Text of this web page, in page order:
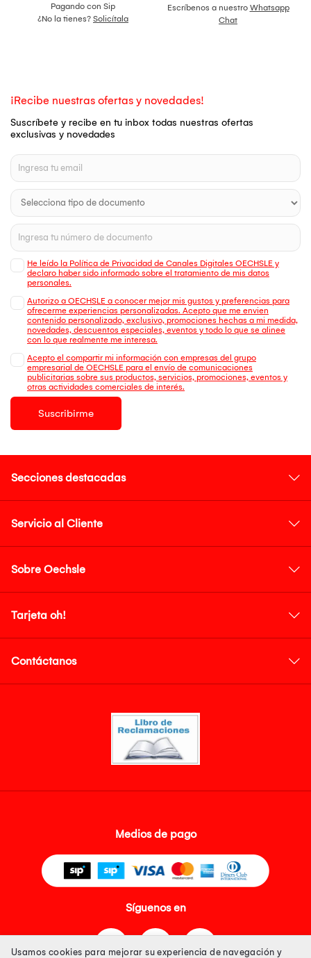
Pagando con Sip
¿No la tienes? Solicítala
Escríbenos a nuestro Whatsapp
Chat
¡Recibe nuestras ofertas y novedades!
Suscríbete y recibe en tu inbox todas nuestras ofertas
exclusivas y novedades
He leído la Política de Privacidad de Canales Digitales OECHSLE y
declaro haber sido informado sobre el tratamiento de mis datos
personales.
Autorizo a OECHSLE a conocer mejor mis gustos y preferencias para
ofrecerme experiencias personalizadas. Acepto que me envien
contenido personalizado, exclusivo, promociones hechas a mi medida,
novedades, descuentos especiales, eventos y todo lo que se alinee
con lo que realmente me interesa.
Acepto el compartir mi información con empresas del grupo
empresarial de OECHSLE para el envío de comunicaciones
publicitarias sobre sus productos, servicios, promociones, eventos y
otras actividades comerciales de interés.
Suscribirme
Secciones destacadas
Servicio al Cliente
Sobre Oechsle
Tarjeta oh!
Contáctanos
Medios de pago
Síguenos en
Usamos cookies para mejorar su experiencia de navegación y